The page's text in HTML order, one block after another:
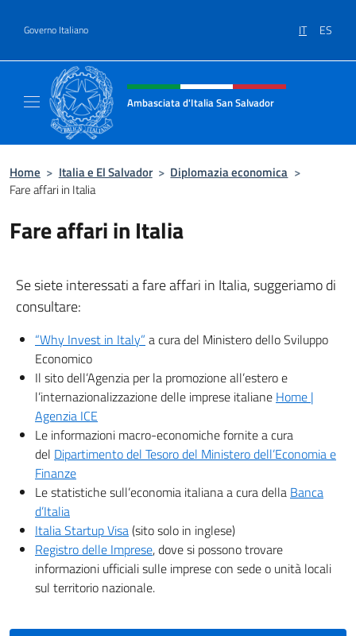
Governo Italiano IT ES
Intestazione sito, social e menù
Ambasciata d'Italia San Salvador
Home > Italia e El Salvador > Diplomazia economica >
Fare affari in Italia
Fare affari in Italia
Se siete interessati a fare affari in Italia, suggeriamo di
consultare:
“Why Invest in Italy” a cura del Ministero dello Sviluppo
Economico
Il sito dell’Agenzia per la promozione all’estero e
l’internazionalizzazione delle imprese italiane Home |
Agenzia ICE
Le informazioni macro-economiche fornite a cura
del Dipartimento del Tesoro del Ministero dell’Economia e
Finanze
Le statistiche sull’economia italiana a cura della Banca
d’Italia
Italia Startup Visa(sito solo in inglese)
Registro delle Imprese, dove si possono trovare
informazioni ufficiali sulle imprese con sede o unità locali
sul territorio nazionale.